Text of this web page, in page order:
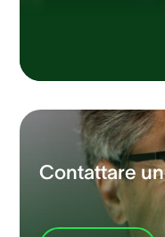
Contattare